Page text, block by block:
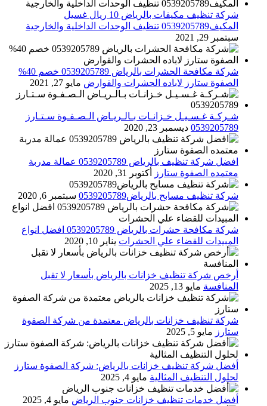
شركة تنظيف مكيفات بالرياض 10 ريال غسيل
المكيف0539205789 تنظيف الوحدات الداخلية والخارجية
سبتمبر 29, 2021
شركة مكافحة الحشرات بالرياض 0539205789 خصم 40%
الصفوة ستارز لاباده الحشرات والقوارض مايو 27, 2021
شـركـة غـسـيـل خـزانـات بـالـريـاض الـصـفـوة سـتـارز
0539205789 ديسمبر 23, 2020
افضل شركة تنظيف بالرياض 0539205789 عمالة مدربة
معتمده الصفوة ستارز
أكتوبر 31, 2020
شركة تنظيف مسابح بالرياض0539205789 سبتمبر 6, 2020
شركة مكافحة حشرات بالرياض 0539205789 افضل انواع
المبيدات للقضاء علي الحشرات يناير 10, 2020
أرخص شركة تنظيف خزانات بالرياض بأسعار لا تقبل
المنافسة مايو 13, 2025
شركة تنظيف خزانات بالرياض معتمدة من شركة الصفوة
ستارز مايو 5, 2025
أفضل شركة تنظيف خزانات بالرياض: شركة الصفوة ستارز
لحلول التنظيف المثالية مايو 4, 2025
أفضل خدمات تنظيف خزانات جنوب الرياض مايو 4, 2025